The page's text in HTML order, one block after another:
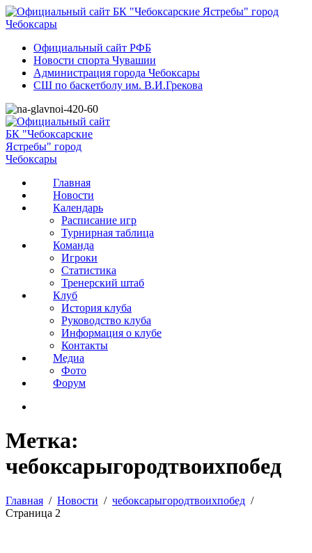
Официальный сайт РФБ
Новости спорта Чувашии
Администрация города Чебоксары
СШ по баскетболу им. В.И.Грекова
Главная
Новости
Календарь
Расписание игр
Турнирная таблица
Команда
Игроки
Статистика
Тренерский штаб
Клуб
История клуба
Руководство клуба
Информация о клубе
Контакты
Медиа
Фото
Форум
Метка:
чебоксарыгородтвоихпобед
Главная Новости
чебоксарыгородтвоихпобед
Страница 2